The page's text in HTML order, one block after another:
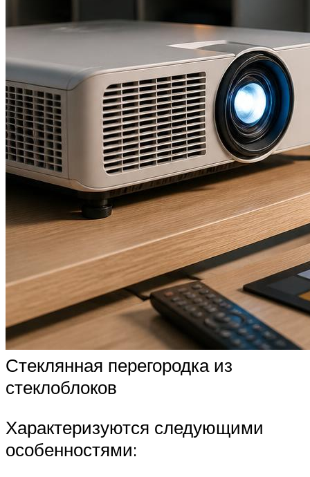
Стеклянная перегородка из
стеклоблоков
Характеризуются следующими
особенностями: